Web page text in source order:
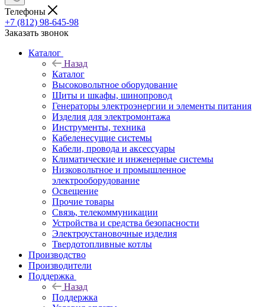
Телефоны
+7 (812) 98-645-98
Заказать звонок
Каталог
Назад
Каталог
Высоковольтное оборудование
Щиты и шкафы, шинопровод
Генераторы электроэнергии и элементы питания
Изделия для электромонтажа
Инструменты, техника
Кабеленесущие системы
Кабели, провода и аксессуары
Климатические и инженерные системы
Низковольтное и промышленное
электрооборудование
Освещение
Прочие товары
Связь, телекоммуникации
Устройства и средства безопасности
Электроустановочные изделия
Твердотопливные котлы
Производство
Производители
Поддержка
Назад
Поддержка